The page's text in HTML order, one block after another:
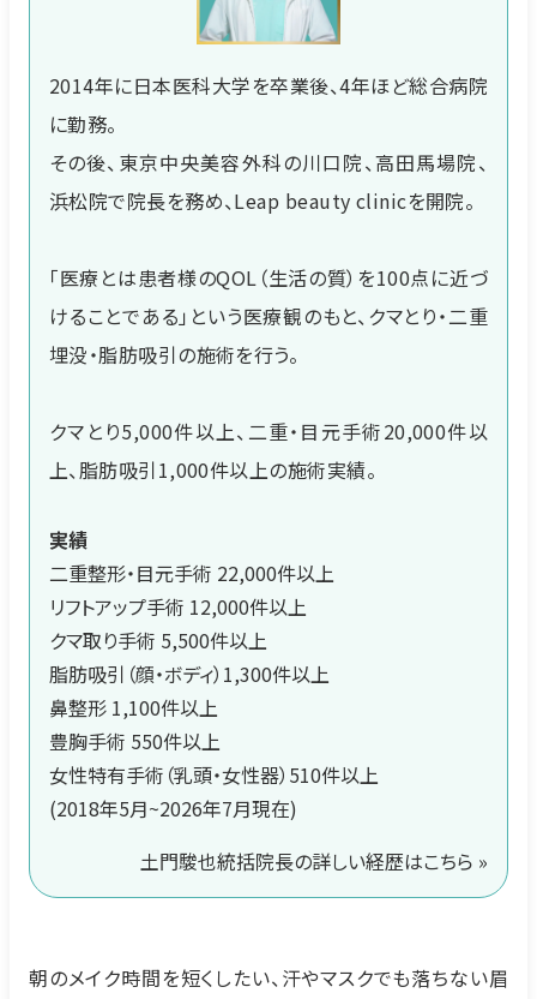
2014年に日本医科大学を卒業後、4年ほど総合病院
に勤務。
その後、東京中央美容外科の川口院、高田馬場院、
浜松院で院長を務め、Leap beauty clinicを開院。
「医療とは患者様のQOL（生活の質）を100点に近づ
けることである」という医療観のもと、クマとり・二重
埋没・脂肪吸引の施術を行う。
クマとり5,000件以上、二重・目元手術20,000件以
上、脂肪吸引1,000件以上の施術実績。
実績
二重整形・目元手術 22,000件以上
リフトアップ手術 12,000件以上
クマ取り手術 5,500件以上
脂肪吸引（顔・ボディ）1,300件以上
鼻整形 1,100件以上
豊胸手術 550件以上
女性特有手術（乳頭・女性器）510件以上
(2018年5月~2026年7月現在)
土門駿也統括院長の詳しい経歴はこちら »
朝のメイク時間を短くしたい、汗やマスクでも落ちない眉